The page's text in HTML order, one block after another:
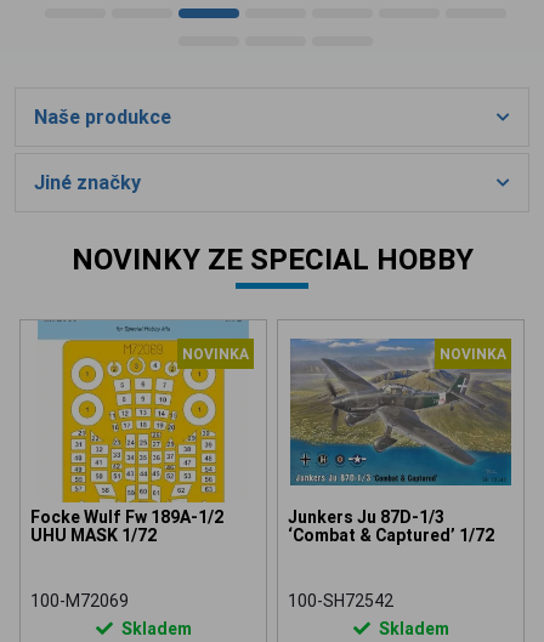
Naše produkce
Jiné značky
NOVINKY ZE SPECIAL HOBBY
NOVINKA
Focke Wulf Fw 189A-1/2
UHU MASK 1/72
100-M72069
Skladem
NOVINKA
Junkers Ju 87D-1/3
‘Combat & Captured’ 1/72
100-SH72542
Skladem